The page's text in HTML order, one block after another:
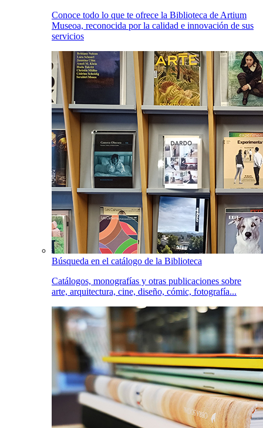
Conoce todo lo que te ofrece la Biblioteca de Artium
Museoa, reconocida por la calidad e innovación de sus
servicios
Búsqueda en el catálogo de la Biblioteca
Catálogos, monografías y otras publicaciones sobre
arte, arquitectura, cine, diseño, cómic, fotografía...